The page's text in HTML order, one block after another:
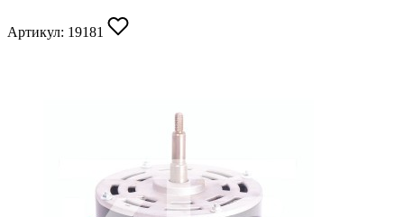
Артикул: 19181